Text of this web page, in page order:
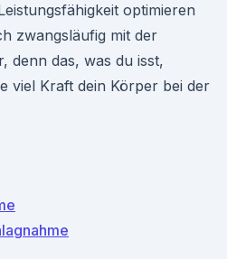
optimieren
zwangsläufig mit der
denn das, was du isst,
viel Kraft dein Körper bei der